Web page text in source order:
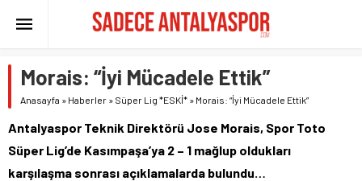
Morais: “İyi Mücadele Ettik”
Anasayfa » Haberler » Süper Lig *ESKİ* » Morais: “İyi Mücadele Ettik”
Antalyaspor Teknik Direktörü Jose Morais, Spor Toto
Süper Lig’de Kasımpaşa’ya 2 – 1 mağlup oldukları
karşılaşma sonrası açıklamalarda bulundu…